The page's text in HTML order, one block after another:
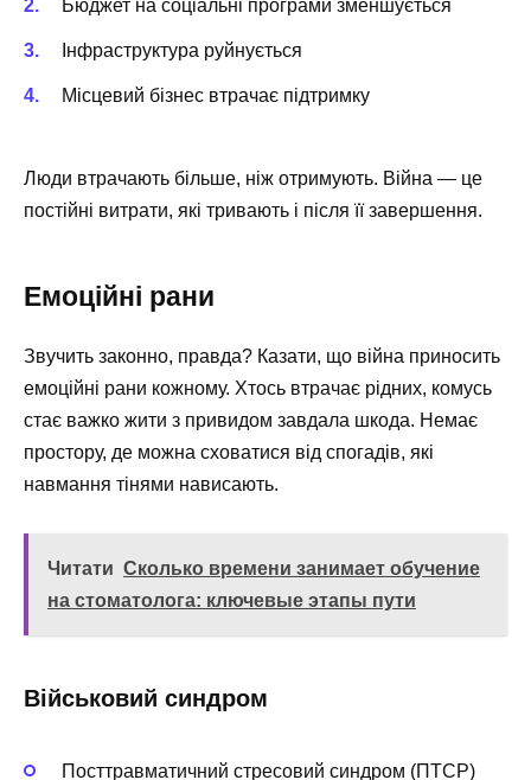
Бюджет на соціальні програми зменшується
Інфраструктура руйнується
Місцевий бізнес втрачає підтримку
Люди втрачають більше, ніж отримують. Війна — це
постійні витрати, які тривають і після її завершення.
Емоційні рани
Звучить законно, правда? Казати, що війна приносить
емоційні рани кожному. Хтось втрачає рідних, комусь
стає важко жити з привидом завдала шкода. Немає
простору, де можна сховатися від спогадів, які
навмання тінями нависають.
Читати Сколько времени занимает обучение
на стоматолога: ключевые этапы пути
Військовий синдром
Посттравматичний стресовий синдром (ПТСР)